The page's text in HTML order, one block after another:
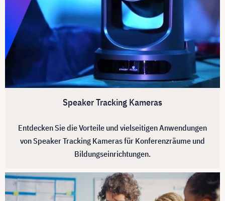
Speaker Tracking Kameras
Entdecken Sie die Vorteile und vielseitigen Anwendungen
von Speaker Tracking Kameras für Konferenzräume und
Bildungseinrichtungen.